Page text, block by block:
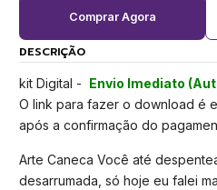
Comprar Agora
DESCRIÇÃO
kit Digital - Envio Imediato
O link para fazer o download é
após a confirmação do
Arte Caneca Você até
desarrumada, só hoje eu falei